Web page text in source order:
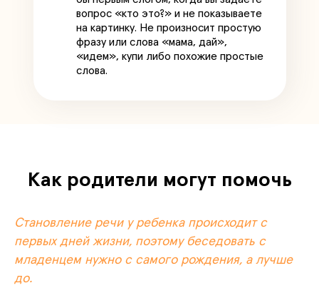
вопрос «кто это?» и не показываете
на картинку. Не произносит простую
фразу или слова «мама, дай»,
«идем», купи либо похожие простые
слова.
Как родители могут помочь
Становление речи у ребенка происходит с
первых дней жизни, поэтому беседовать с
младенцем нужно с самого рождения, а лучше
до.